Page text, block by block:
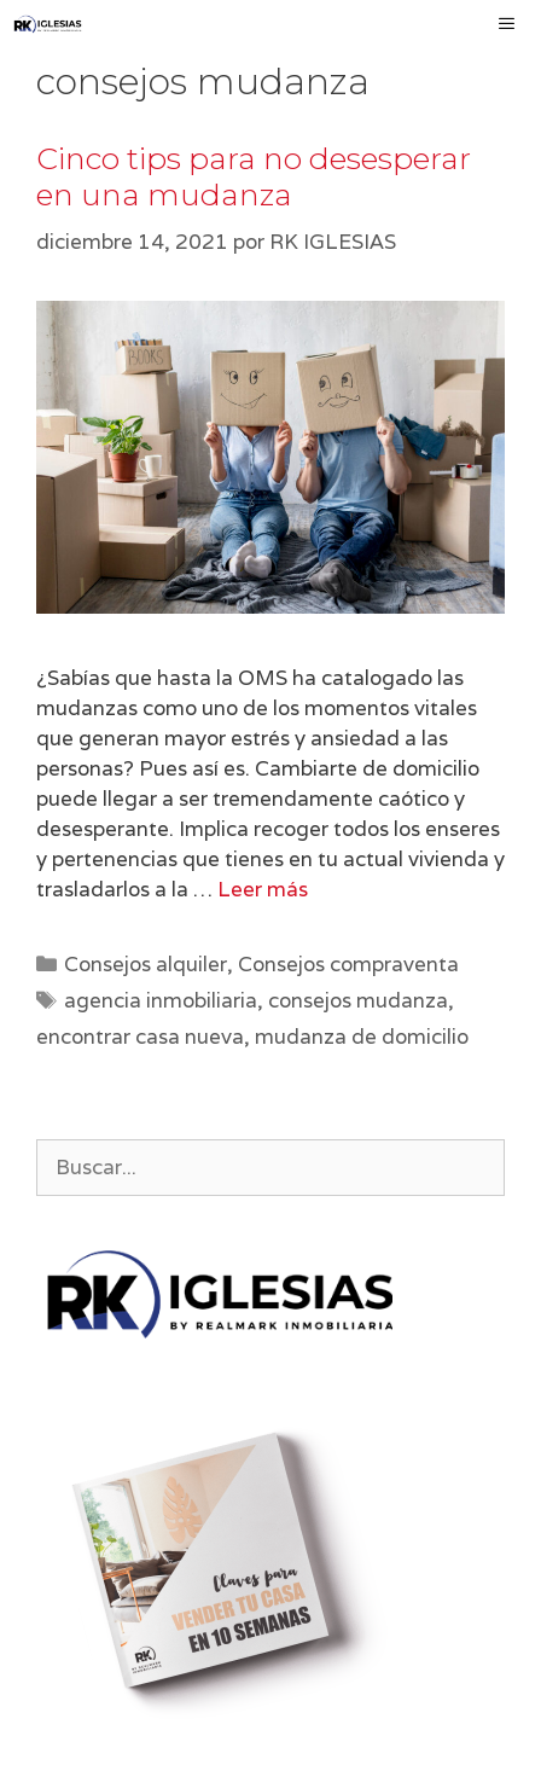
Saltar
contenido
consejos mudanza
Cinco tips para no desesperar
en una mudanza
diciembre 14, 2021 por RK IGLESIAS
¿Sabías que hasta la OMS ha catalogado las
mudanzas como uno de los momentos vitales
que generan mayor estrés y ansiedad a las
personas? Pues así es. Cambiarte de domicilio
puede llegar a ser tremendamente caótico y
desesperante. Implica recoger todos los enseres
y pertenencias que tienes en tu actual vivienda y
trasladarlos a la … Leer más
Categorías
Consejos alquiler, Consejos compraventa
Etiquetas
agencia inmobiliaria, consejos mudanza,
encontrar casa nueva, mudanza de domicilio